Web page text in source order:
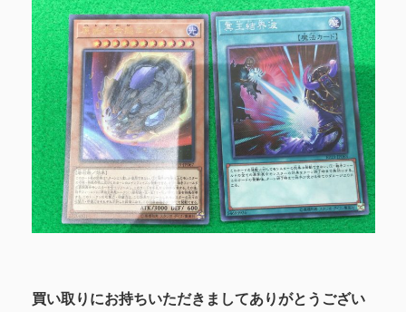
買い取りにお持ちいただきましてありがとうござい